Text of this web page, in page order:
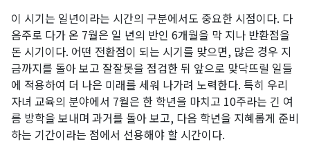
이 시기는 일년이라는 시간의 구분에서도 중요한 시점이다. 다
음주로 다가 온 7월은 일 년의 반인 6개월을 막 지나 반환점을
돈 시기이다. 어떤 전환점이 되는 시기를 맞으면, 많은 경우 지
금까지를 돌아 보고 잘잘못을 점검한 뒤 앞으로 맞닥뜨릴 일들
에 적용하여 더 나은 미래를 세워 나가려 노력한다. 특히 우리
자녀 교육의 분야에서 7월은 한 학년을 마치고 10주라는 긴 여
름 방학을 보내며 과거를 돌아 보고, 다음 학년을 지혜롭게 준비
하는 기간이라는 점에서 선용해야 할 시간이다.